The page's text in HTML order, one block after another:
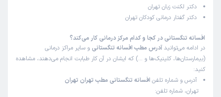
دکتر لکنت زبان تهران
دکتر گفتار درمانی کودکان تهران
افسانه تنگستانی در کجا و کدام مرکز درمانی کار می‌کند؟
در ادامه می‌توانید آدرس مطب افسانه تنگستانی و سایر مراکز درمانی
(بیمارستان‌ها، کلینیک‌ها و …) که ایشان در آن کار طبابت انجام می‌دهند، مشاهده
کنید:
آدرس و شماره تلفن افسانه تنگستانی مطب تهران تهران
تهران، شماره تلفن: